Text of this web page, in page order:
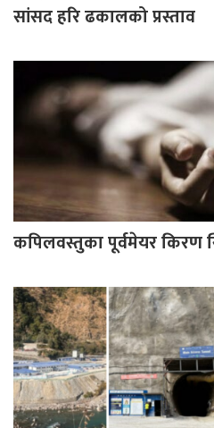
सांसद हरि ढकालको प्रस्ताव
कपिलवस्तुका पूर्वमेयर